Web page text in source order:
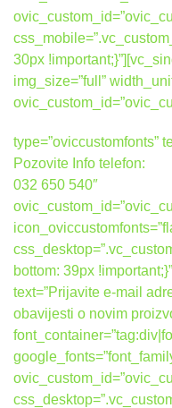
30px
img_size=”full”
type=”oviccustomfonts”
Pozovite Info telefon:
032 650 540″
bottom: 39px
text=”Prijavite e-mail
obavijesti o novim